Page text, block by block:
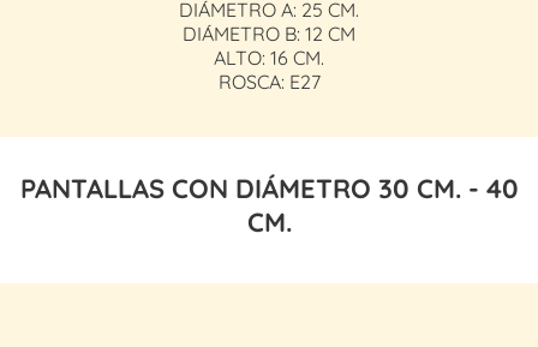
DIÁMETRO A: 25 CM.
DIÁMETRO B: 12 CM
ALTO: 16 CM.
ROSCA: E27
PANTALLAS CON DIÁMETRO 30 CM. - 40
CM.